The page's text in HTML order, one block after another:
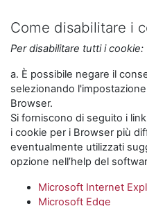
Come disabilitare i
Per disabilitare tutti i cookie:
a. È possibile negare il
selezionando
Browser.
Si forniscono di seguito i
i cookie per i Browser più
eventualmente utilizzati
opzione nell’help del
Microsoft Internet
Microsoft Edge